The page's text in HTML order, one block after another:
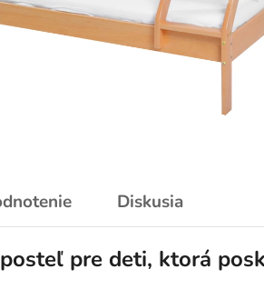
Diskusia
pre deti, ktorá